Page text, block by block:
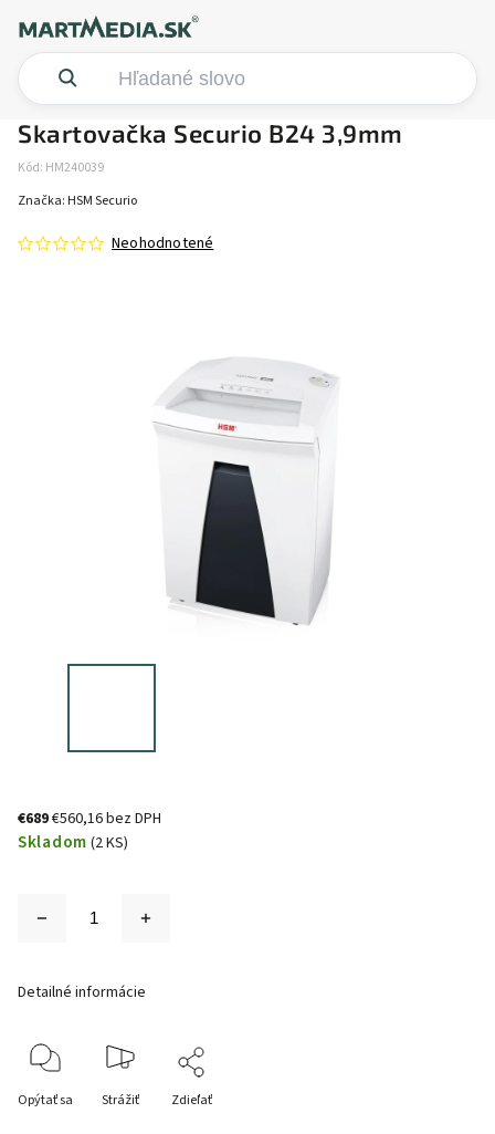
Skartovačka Securio B24 3,9mm
Kód: HM240039
Neohodnotené
Značka: HSM Securio
€689€560,16 bez DPH
Skladom (2 KS)
Detailné informácie
Opýtať sa Strážiť Zdieľať